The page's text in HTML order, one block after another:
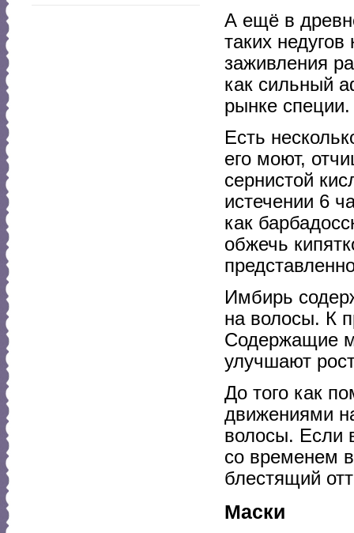
А ещё в
таких
заживления
как сильный
рынке специи.
Есть
его моют,
сернистой
истечении 6
как
обжечь
Имбирь
на волосы. К
Содержащие
улучшают
До того как
движениями
волосы. Если
со временем
блестящий
Маски